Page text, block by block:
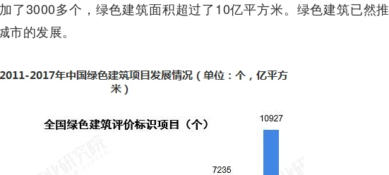
了3000多个，绿色建筑面积超过了10亿平方米。绿色建筑已然推
的发展。